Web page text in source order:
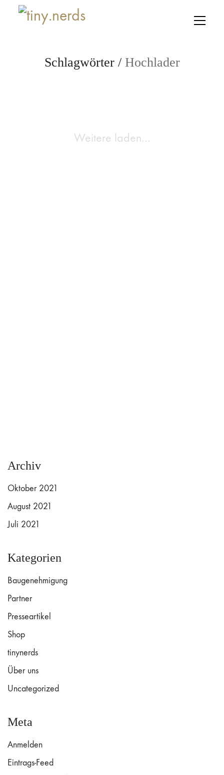
Schlagwörter / Hochlader
Weitere laden…
Archiv
Oktober 2021
August 2021
Juli 2021
Kategorien
Baugenehmigung
Partner
Presseartikel
Shop
tinynerds
Über uns
Uncategorized
Meta
Anmelden
Eintrags-Feed